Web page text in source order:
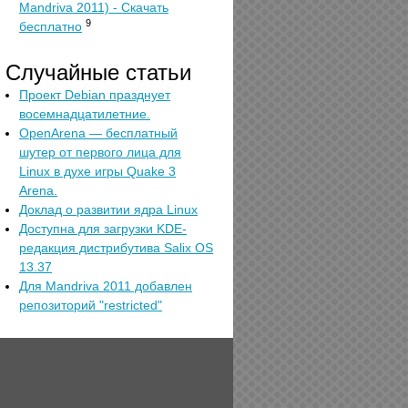
Mandriva 2011) - Скачать
бесплатно 9
Случайные статьи
Проект Debian празднует
восемнадцатилетние.
OpenArena — бесплатный
шутер от первого лица для
Linux в духе игры Quake 3
Arena.
Доклад о развитии ядра Linux
Доступна для загрузки KDE-
редакция дистрибутива Salix OS
13.37
Для Mandriva 2011 добавлен
репозиторий "restricted"